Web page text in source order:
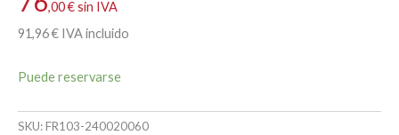
,00€sin IVA
91,96€ IVA incluido
Puede reservarse
SKU:FR103-240020060